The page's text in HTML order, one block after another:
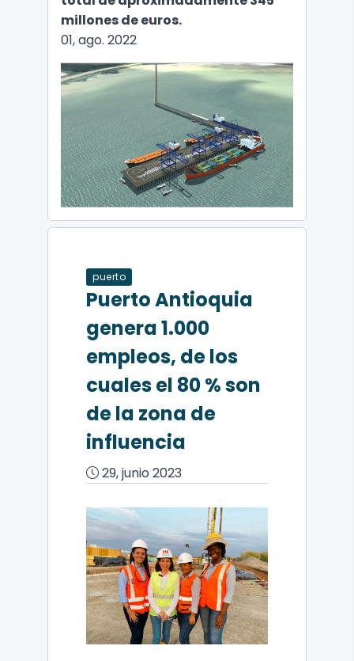
millones de euros.
01, ago. 2022
puerto
Puerto Antioquia
genera 1.000
empleos, de los
cuales el 80 % son
de la zona de
influencia
29, junio 2023